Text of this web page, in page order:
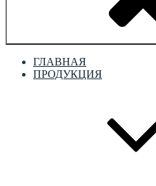
ГЛАВНАЯ
ПРОДУКЦИЯ